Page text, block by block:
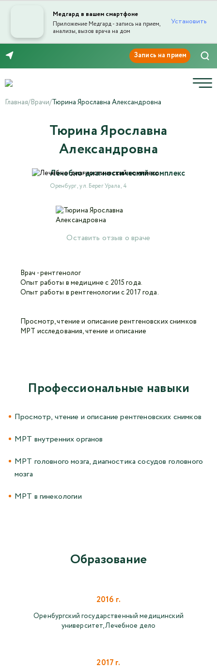
Медгард в вашем смартфоне
Приложение Медгард - запись на прием,
анализы, вызов врача на дом
Установить
Главная/Врачи/Тюрина Ярославна Александровна
Оставить отзыв о враче
Тюрина Ярославна
Александровна
Лечебно-диагностический комплекс
Оренбург , ул. Берег Урала, 4
Врач - рентгенолог
Опыт работы в медицине с 2015 года.
Опыт работы в рентгенологии с 2017 года.
Просмотр, чтение и описание рентгеновских снимков
МРТ исследования, чтение и описание
Отправка отзыва
Текст отзыва*
Ваша оценка
или войти через VK ID с использованием данных
Отправляя данную форму,я даю согласие на
Профессиональные навыки
Просмотр, чтение и описание рентгеновских снимков
МРТ внутренних органов
МРТ головного мозга, диагностика сосудов головного
мозга
МРТ в гинекологии
Образование
2016 г.
Оренбургский государственный медицинский
университет, Лечебное дело
2017 г.